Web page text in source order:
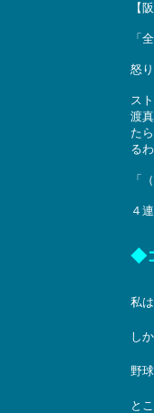
【
「
怒
ス
渡
た
る
「
４
◆
私
し
野
と